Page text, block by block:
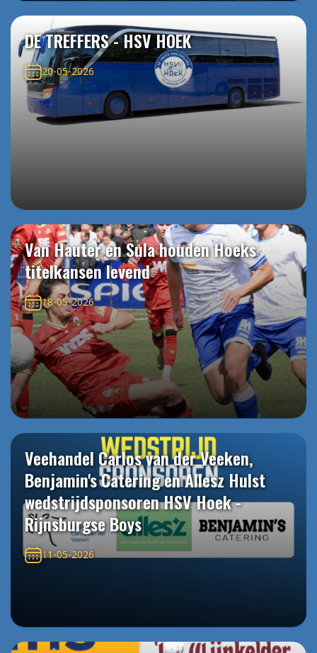
DE TREFFERS - HSV HOEK
20-05-2026
Van Hauter en Sula houden Hoeks
titelkansen levend
18-05-2026
Veehandel Carlos van der Veeken,
Benjamin's Catering en Allesz Hulst
wedstrijdsponsoren HSV Hoek -
Rijnsburgse Boys
11-05-2026